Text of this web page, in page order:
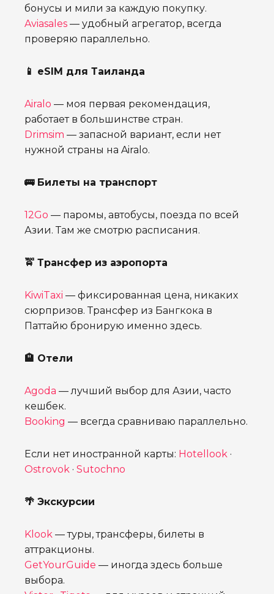
бонусы и мили за каждую покупку.
Aviasales — удобный агрегатор, всегда
проверяю параллельно.
📱 eSIM для Таиланда
Airalo — моя первая рекомендация,
работает в большинстве стран.
Drimsim — запасной вариант, если нет
нужной страны на Airalo.
🚌 Билеты на транспорт
12Go — паромы, автобусы, поезда по всей
Азии. Там же смотрю расписания.
🚖 Трансфер из аэропорта
KiwiTaxi — фиксированная цена, никаких
сюрпризов. Трансфер из Бангкока в
Паттайю бронирую именно здесь.
🏨 Отели
Agoda — лучший выбор для Азии, часто
кешбек.
Booking — всегда сравниваю параллельно.
Если нет иностранной карты: Hotellook ·
Ostrovok · Sutochno
🌴 Экскурсии
Klook — туры, трансферы, билеты в
аттракционы.
GetYourGuide — иногда здесь больше
выбора.